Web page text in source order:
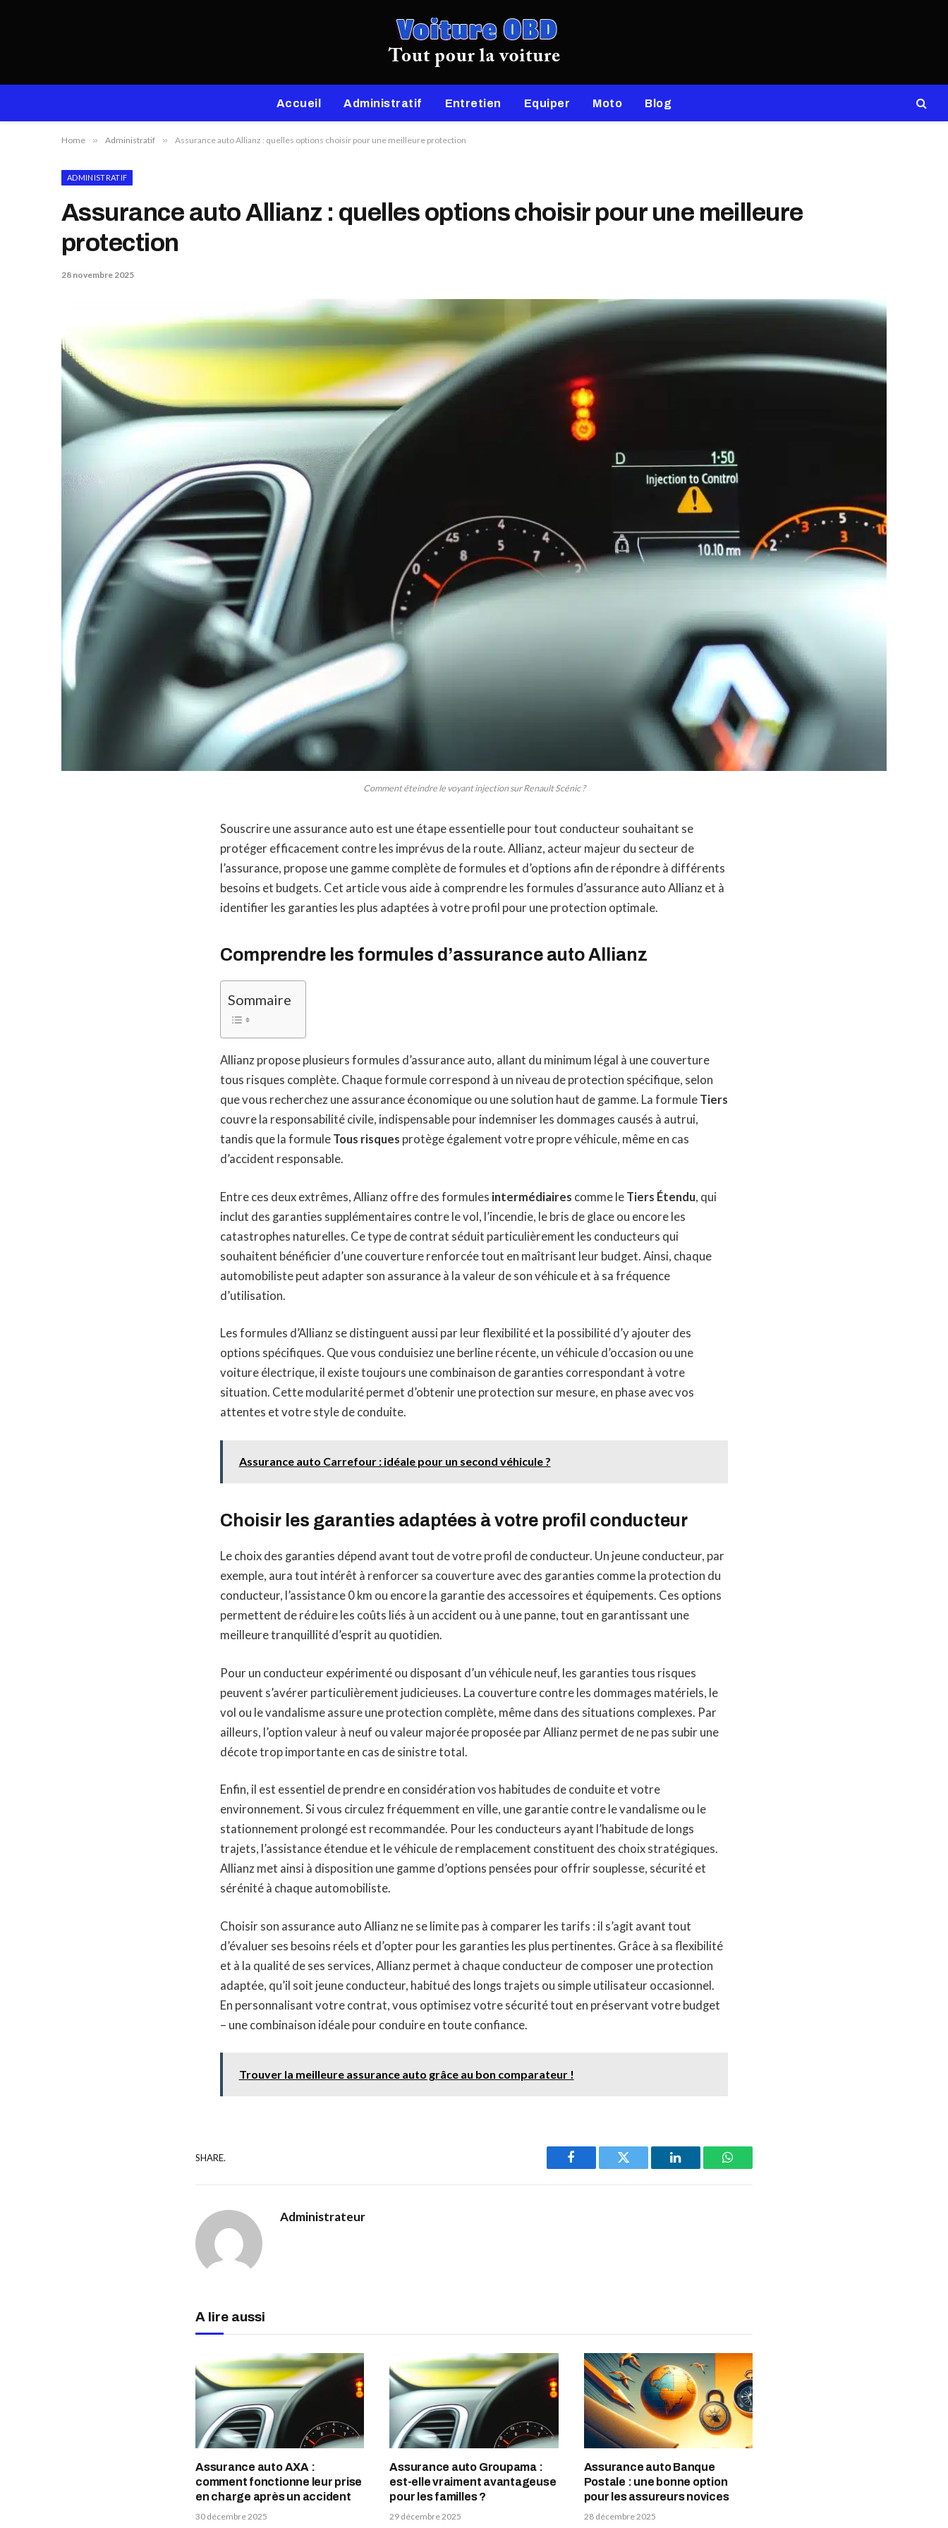
Accueil Administratif Entretien Equiper Moto Blog
Home » Administratif » Assurance auto Allianz : quelles options choisir pour une meilleure protection
ADMINISTRATIF
Assurance auto Allianz : quelles options choisir pour une meilleure
protection
28 novembre 2025
Comment éteindre le voyant injection sur Renault Scénic ?
Souscrire une assurance auto est une étape essentielle pour tout conducteur souhaitant se
protéger efficacement contre les imprévus de la route. Allianz, acteur majeur du secteur de
l’assurance, propose une gamme complète de formules et d’options afin de répondre à différents
besoins et budgets. Cet article vous aide à comprendre les formules d’assurance auto Allianz et à
identifier les garanties les plus adaptées à votre profil pour une protection optimale.
Comprendre les formules d’assurance auto Allianz
Sommaire
Allianz propose plusieurs formules d’assurance auto, allant du minimum légal à une couverture
tous risques complète. Chaque formule correspond à un niveau de protection spécifique, selon
que vous recherchez une assurance économique ou une solution haut de gamme. La formule Tiers
couvre la responsabilité civile, indispensable pour indemniser les dommages causés à autrui,
tandis que la formule Tous risques protège également votre propre véhicule, même en cas
d’accident responsable.
Entre ces deux extrêmes, Allianz offre des formules intermédiaires comme le Tiers Étendu, qui
inclut des garanties supplémentaires contre le vol, l’incendie, le bris de glace ou encore les
catastrophes naturelles. Ce type de contrat séduit particulièrement les conducteurs qui
souhaitent bénéficier d’une couverture renforcée tout en maîtrisant leur budget. Ainsi, chaque
automobiliste peut adapter son assurance à la valeur de son véhicule et à sa fréquence
d’utilisation.
Les formules d’Allianz se distinguent aussi par leur flexibilité et la possibilité d’y ajouter des
options spécifiques. Que vous conduisiez une berline récente, un véhicule d’occasion ou une
voiture électrique, il existe toujours une combinaison de garanties correspondant à votre
situation. Cette modularité permet d’obtenir une protection sur mesure, en phase avec vos
attentes et votre style de conduite.
Assurance auto Carrefour : idéale pour un second véhicule ?
Choisir les garanties adaptées à votre profil conducteur
Le choix des garanties dépend avant tout de votre profil de conducteur. Un jeune conducteur, par
exemple, aura tout intérêt à renforcer sa couverture avec des garanties comme la protection du
conducteur, l’assistance 0 km ou encore la garantie des accessoires et équipements. Ces options
permettent de réduire les coûts liés à un accident ou à une panne, tout en garantissant une
meilleure tranquillité d’esprit au quotidien.
Pour un conducteur expérimenté ou disposant d’un véhicule neuf, les garanties tous risques
peuvent s’avérer particulièrement judicieuses. La couverture contre les dommages matériels, le
vol ou le vandalisme assure une protection complète, même dans des situations complexes. Par
ailleurs, l’option valeur à neuf ou valeur majorée proposée par Allianz permet de ne pas subir une
décote trop importante en cas de sinistre total.
Enfin, il est essentiel de prendre en considération vos habitudes de conduite et votre
environnement. Si vous circulez fréquemment en ville, une garantie contre le vandalisme ou le
stationnement prolongé est recommandée. Pour les conducteurs ayant l’habitude de longs
trajets, l’assistance étendue et le véhicule de remplacement constituent des choix stratégiques.
Allianz met ainsi à disposition une gamme d’options pensées pour offrir souplesse, sécurité et
sérénité à chaque automobiliste.
Choisir son assurance auto Allianz ne se limite pas à comparer les tarifs : il s’agit avant tout
d’évaluer ses besoins réels et d’opter pour les garanties les plus pertinentes. Grâce à sa flexibilité
et à la qualité de ses services, Allianz permet à chaque conducteur de composer une protection
adaptée, qu’il soit jeune conducteur, habitué des longs trajets ou simple utilisateur occasionnel.
En personnalisant votre contrat, vous optimisez votre sécurité tout en préservant votre budget
– une combinaison idéale pour conduire en toute confiance.
Trouver la meilleure assurance auto grâce au bon comparateur !
SHARE.
Facebook Twitter LinkedIn WhatsApp
Administrateur
A lire aussi
Assurance auto AXA :
comment fonctionne leur prise
en charge après un accident
30 décembre 2025
Assurance auto Groupama :
est-elle vraiment avantageuse
pour les familles ?
29 décembre 2025
Assurance auto Banque
Postale : une bonne option
pour les assureurs novices
28 décembre 2025